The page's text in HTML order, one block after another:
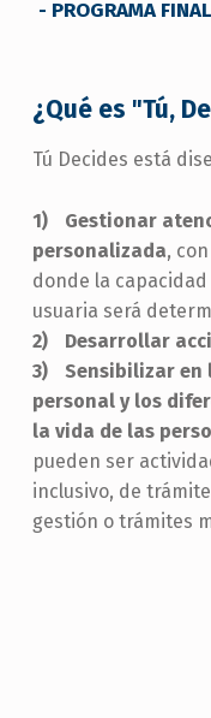
- PROGRAMA
¿Qué es "Tú,
Tú Decides está
Gestionar
personalizada,
donde la
usuaria será
Desarrollar
Sensibilizar en
personal y los
la vida de las
pueden ser
inclusivo, de
gestión o trámites